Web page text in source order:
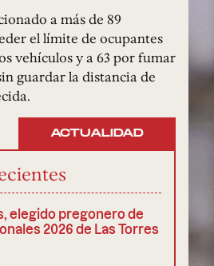
a más de 89
el límite de ocupantes
vehículos y a 63 por fumar
guardar la distancia de
ACTUALIDAD
elegido pregonero de
2026 de Las Torres